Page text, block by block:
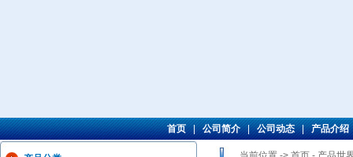
首页|公司简介|公司动态|产品介绍